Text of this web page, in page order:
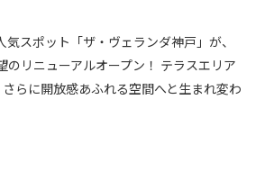
スポット「ザ・ヴェランダ神戸」が、
のリニューアルオープン！ テラスエリア
らに開放感あふれる空間へと生まれ変わ